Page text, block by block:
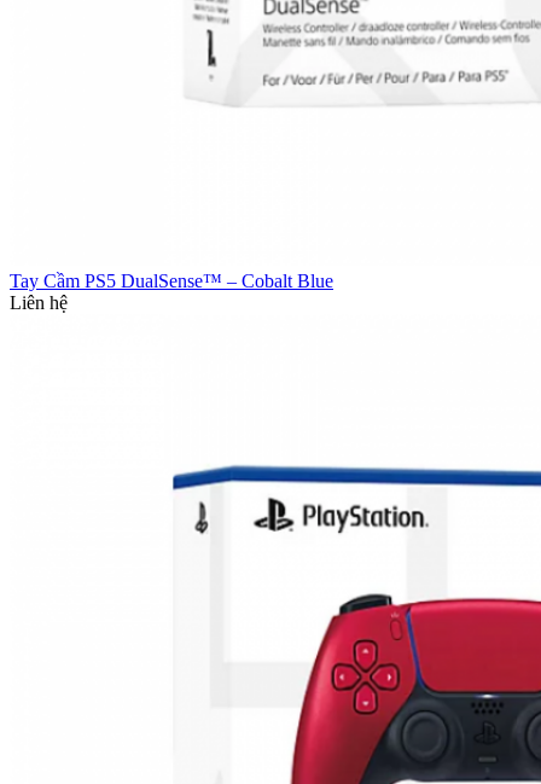
Tay Cầm PS5 DualSense™ – Cobalt Blue
Liên hệ